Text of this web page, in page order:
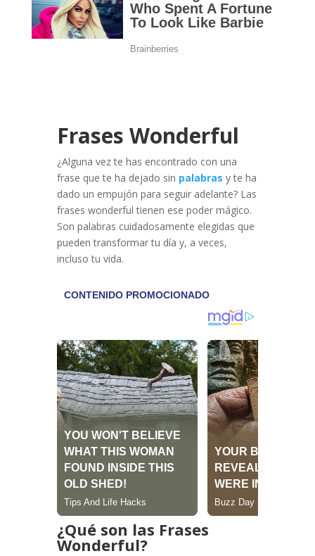
Frases Wonderful
¿Alguna vez te has encontrado con una
frase que te ha dejado sin palabras y te ha
dado un empujón para seguir adelante? Las
frases wonderful tienen ese poder mágico.
Son palabras cuidadosamente elegidas que
pueden transformar tu día y, a veces,
incluso tu vida.
¿Qué son las Frases
Wonderful?